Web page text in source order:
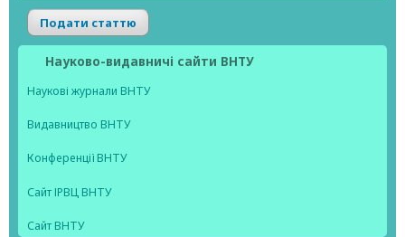
Подати статтю
Науково-видавничі сайти ВНТУ
Наукові журнали ВНТУ
Видавництво ВНТУ
Конференції ВНТУ
Сайт ІРВЦ ВНТУ
Сайт ВНТУ